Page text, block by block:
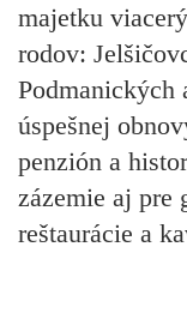
majetku
rodov:
Podmanických
úspešnej
penzión a
zázemie aj pre
reštaurácie a